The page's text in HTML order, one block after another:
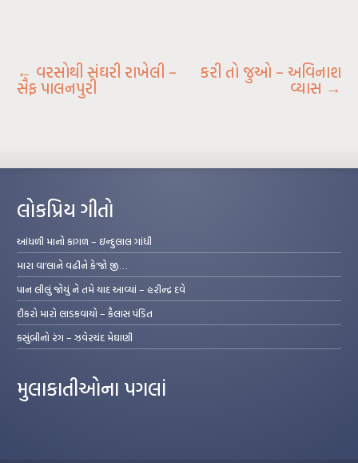
← વરસોથી સંઘરી રાખેલી –
સૈફ પાલનપુરી
કરી તો જુઓ – અવિનાશ
વ્યાસ →
લોકપ્રિય ગીતો
આંધળી માનો કાગળ – ઇન્દુલાલ ગાંધી
મારા વા’લાને વઢીને કે’જો જી…
પાન લીલું જોયું ને તમે યાદ આવ્યાં – હરીન્દ્ર દવે
દીકરો મારો લાડકવાયો – કૈલાસ પંડિત
કસુંબીનો રંગ – ઝવેરચંદ મેઘાણી
મુલાકાતીઓના પગલાં